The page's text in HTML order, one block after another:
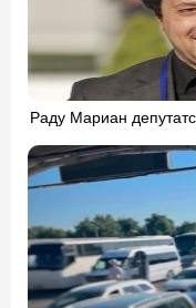
Раду Мариан